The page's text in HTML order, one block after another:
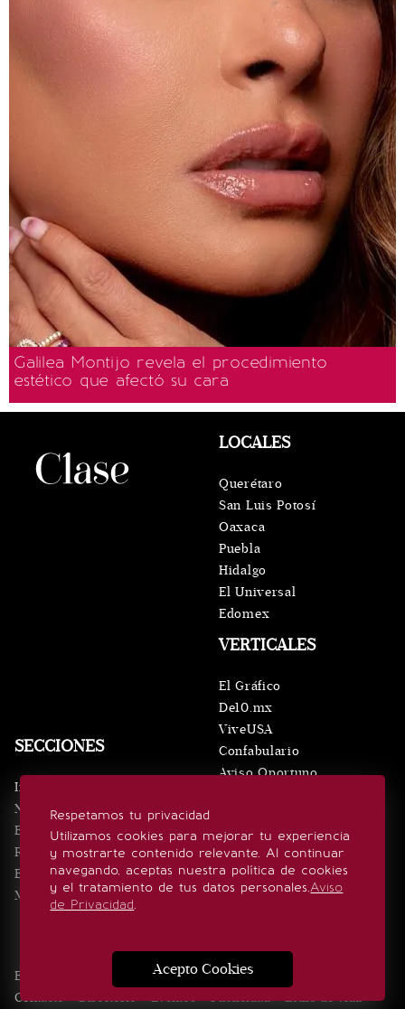
Galilea Montijo revela el procedimiento
estético que afectó su cara
Respetamos tu privacidad
Utilizamos cookies para mejorar tu experiencia
y mostrarte contenido relevante. Al continuar
navegando, aceptas nuestra política de cookies
y el tratamiento de tus datos personales.Aviso
de Privacidad.
Acepto Cookies
SECCIONES
Inicio
Noticias
Eventos
Realeza
Estilo de vida
Minuto x Minuto
VERTICALES
El Gráfico
De10.mx
ViveUSA
Confabulario
Aviso Oportuno
LOCALES
Querétaro
San Luis Potosí
Oaxaca
Puebla
Hidalgo
El Universal
Edomex
SÍGUENOS
Edición Impresa Noticias Quiénes somos
Contacto
Directorio Eventos Publicidad Estilo de vida